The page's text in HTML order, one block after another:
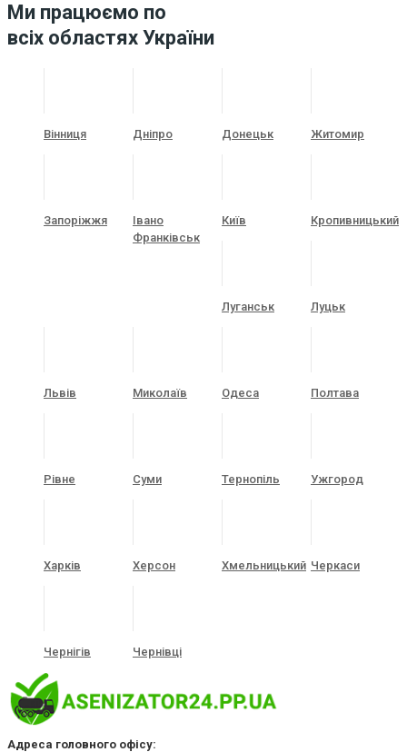
Ми працюємо по
всіх областях України
Вінниця Дніпро Донецьк Житомир
Запоріжжя
Івано
Франківськ
Київ Кропивницький
Луганськ Луцьк
Львів Миколаїв Одеса Полтава
Рівне Суми Тернопіль Ужгород
Харків Херсон Хмельницький Черкаси
Чернігів Чернівці
Адреса головного офісу: